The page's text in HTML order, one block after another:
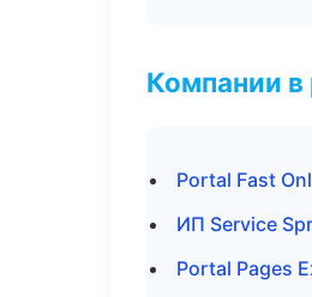
Компании
Portal Fast
ИП Service
Portal Pages